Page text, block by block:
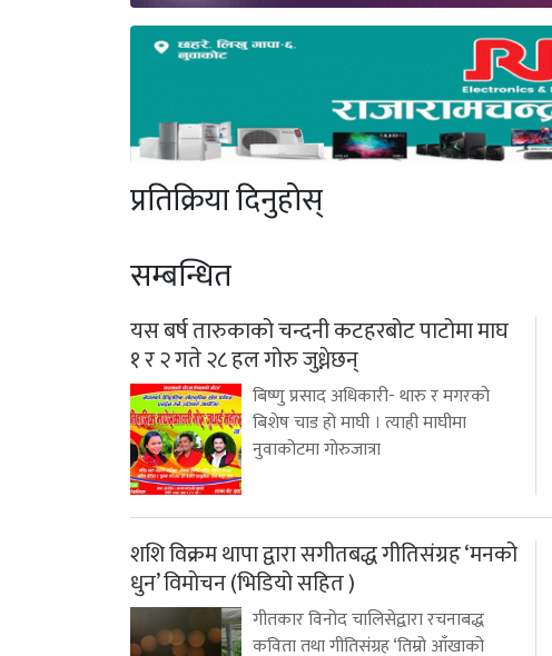
प्रतिक्रिया दिनुहोस्
सम्बन्धित
यस बर्ष तारुकाको चन्दनी कटहरबोट पाटोमा माघ
१ र २ गते २८ हल गोरु जुध्नेछन्
बिष्णु प्रसाद अधिकारी- थारु र मगरको
बिशेष चाड हो माघी । त्याही माघीमा
नुवाकोटमा गोरुजात्रा
शशि विक्रम थापा द्वारा सगीतबद्ध गीतिसंग्रह ‘मनको
धुन’ विमोचन (भिडियो सहित )
गीतकार विनोद चालिसेद्वारा रचनाबद्ध
कविता तथा गीतिसंग्रह ‘तिम्रो आँखाको